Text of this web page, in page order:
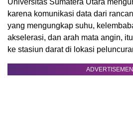
Universitas Sumatera Utara
karena komunikasi data dari
yang mengungkap suhu,
akselerasi, dan arah mata angin,
ke stasiun darat di lokasi